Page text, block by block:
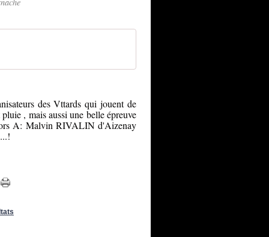
des Vttards qui jouent de
, mais aussi une belle épreuve
A: Malvin RIVALIN d'Aizenay